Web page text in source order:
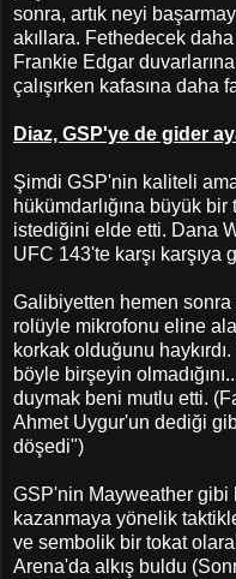
sonra, artık neyi
akıllara. Fethedecek
Frankie Edgar
çalışırken kafasına daha
Diaz, GSP'ye de gider
Şimdi GSP'nin kaliteli
hükümdarlığına büyük
istediğini elde etti. Dana
UFC 143'te karşı karşıya
Galibiyetten hemen
rolüyle mikrofonu eline
korkak olduğunu
böyle birşeyin
duymak beni mutlu etti.
Ahmet Uygur'un dediği
döşedi")
GSP'nin Mayweather gibi
kazanmaya yönelik
ve sembolik bir tokat
Arena'da alkış buldu